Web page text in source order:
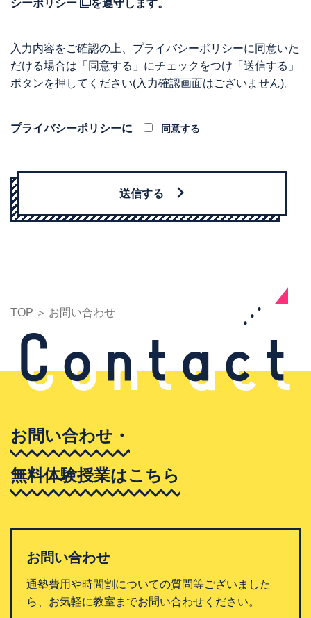
シーポリシー を遵守します。
入力内容をご確認の上、プライバシーポリシーに同意いた
だける場合は「同意する」にチェックをつけ「送信する」
ボタンを押してください(入力確認画面はございません)。
プライバシーポリシーに 同意する
送信する
TOP お問い合わせ
お問い合わせ・
無料体験授業はこちら
お問い合わせ
通塾費用や時間割についての質問等ございました
ら、お気軽に教室までお問い合わせください。